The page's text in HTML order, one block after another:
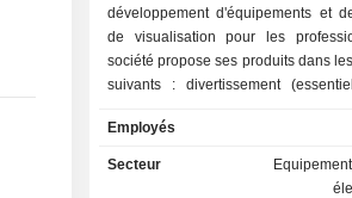
développement d'équipements et
de visualisation pour les
société propose ses produits dans
suivants : divertissement
salles de contrôle et les activités de
et santé (secteurs de l'imagerie
: radiologie, mammographie et
Employés
Secteur